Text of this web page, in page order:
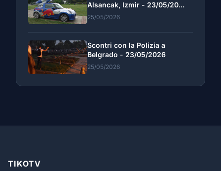
Alsancak, Izmir - 23/05/20...
25/05/2026
Scontri con la Polizia a
Belgrado - 23/05/2026
25/05/2026
TIKOTV